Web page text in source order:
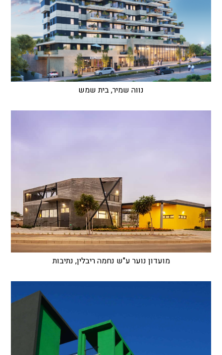
נווה שמיר, בית שמש
מועדון נוער ע"ש נחמה ריבלין, נתיבות